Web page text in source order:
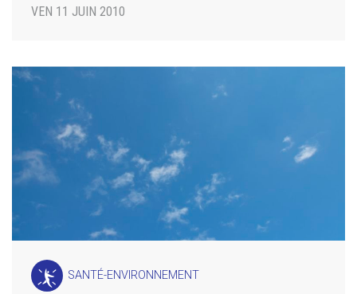
VEN 11 JUIN 2010
SANTÉ-ENVIRONNEMENT